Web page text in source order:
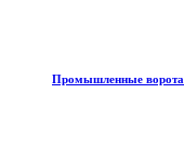
Промышленные ворота